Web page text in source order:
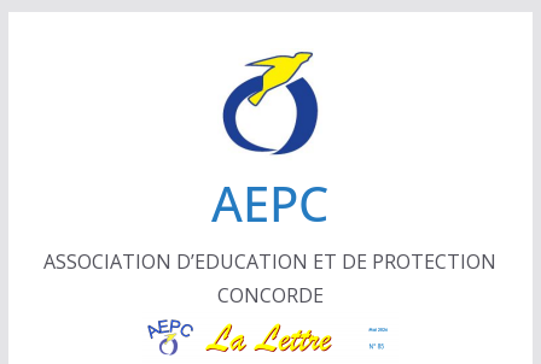
AEPC
ASSOCIATION D’EDUCATION ET DE PROTECTION
CONCORDE